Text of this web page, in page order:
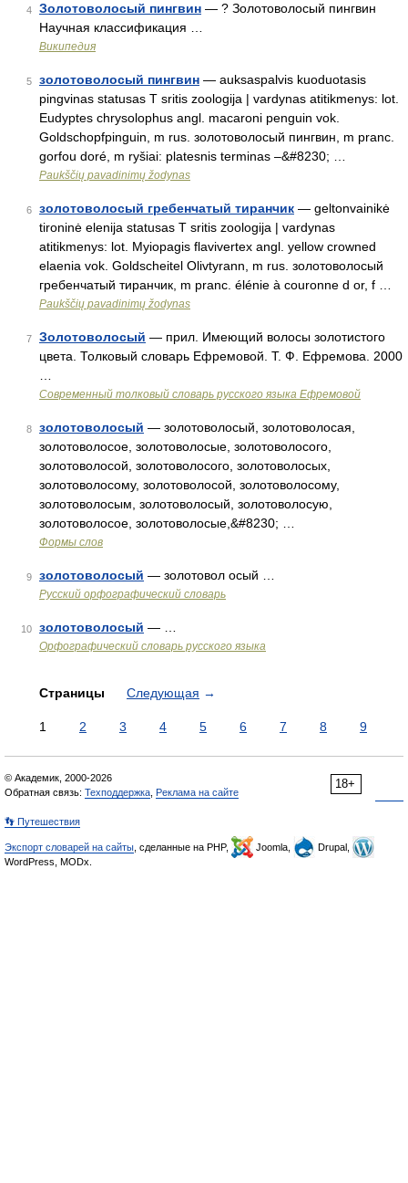
4 Золотоволосый пингвин — ? Золотоволосый пингвин
Научная классификация …
Википедия
5 золотоволосый пингвин — auksaspalvis kuoduotasis
pingvinas statusas T sritis zoologija | vardynas atitikmenys: lot.
Eudyptes chrysolophus angl. macaroni penguin vok.
Goldschopfpinguin, m rus. золотоволосый пингвин, m pranc.
gorfou doré, m ryšiai: platesnis terminas –&#8230; …
Paukščių pavadinimų žodynas
6 золотоволосый гребенчатый тиранчик — geltonvainikė
tironinė elenija statusas T sritis zoologija | vardynas
atitikmenys: lot. Myiopagis flavivertex angl. yellow crowned
elaenia vok. Goldscheitel Olivtyrann, m rus. золотоволосый
гребенчатый тиранчик, m pranc. élénie à couronne d or, f …
Paukščių pavadinimų žodynas
7 Золотоволосый — прил. Имеющий волосы золотистого
цвета. Толковый словарь Ефремовой. Т. Ф. Ефремова. 2000
Современный толковый словарь русского языка Ефремовой
8 золотоволосый — золотоволосый, золотоволосая,
золотоволосое, золотоволосые, золотоволосого,
золотоволосой, золотоволосого, золотоволосых,
золотоволосому, золотоволосой, золотоволосому,
золотоволосым, золотоволосый, золотоволосую,
золотоволосое, золотоволосые,&#8230; …
Формы слов
9 золотоволосый — золотовол осый …
Русский орфографический словарь
10 золотоволосый — …
Орфографический словарь русского языка
Страницы Следующая →
1 2 3 4 5 6 7 8 9
18+
© Академик, 2000-2026
Обратная связь: Техподдержка Реклама на сайте
👣 Путешествия
Экспорт словарей на сайты , сделанные на PHP, Joomla,
Drupal,
WordPress, MODx.